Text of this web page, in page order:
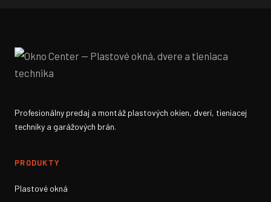
Profesionálny predaj a montáž plastových okien, dverí, tieniacej
techniky a garážových brán.
PRODUKTY
Plastové okná